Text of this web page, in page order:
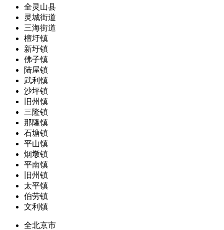
全灵山县
灵城街道
三海街道
檀圩镇
新圩镇
佛子镇
陆屋镇
武利镇
沙坪镇
旧州镇
三隆镇
那隆镇
石塘镇
平山镇
烟墩镇
平南镇
旧州镇
太平镇
伯劳镇
文利镇
全北京市